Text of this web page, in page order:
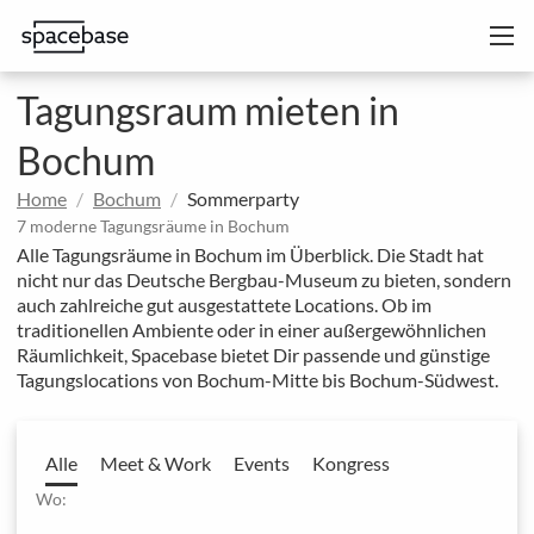
Tagungsraum mieten in
Bochum
Home Bochum Sommerparty
7 moderne Tagungsräume in Bochum
Alle Tagungsräume in Bochum im Überblick. Die Stadt hat
nicht nur das Deutsche Bergbau-Museum zu bieten, sondern
auch zahlreiche gut ausgestattete Locations. Ob im
traditionellen Ambiente oder in einer außergewöhnlichen
Räumlichkeit, Spacebase bietet Dir passende und günstige
Tagungslocations von Bochum-Mitte bis Bochum-Südwest.
Alle Meet & Work Events Kongress
Wo: